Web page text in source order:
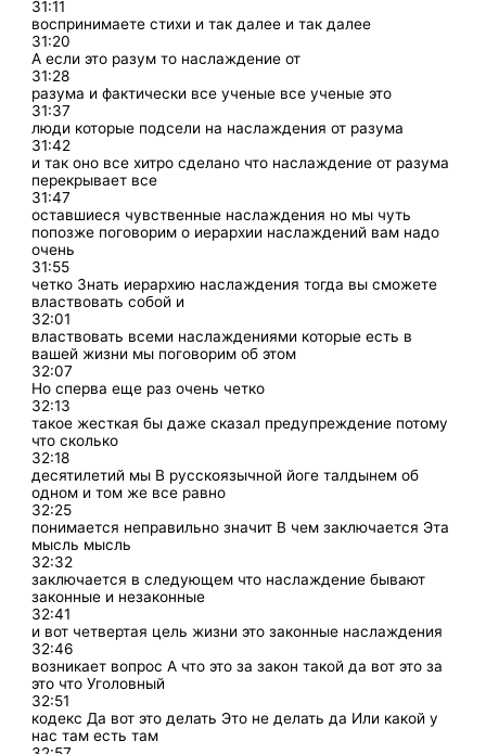
31:11
воспринимаете стихи и так далее и так далее
31:20
А если это разум то наслаждение от
31:28
разума и фактически все ученые все ученые это
31:37
люди которые подсели на наслаждения от разума
31:42
и так оно все хитро сделано что наслаждение от разума
перекрывает все
31:47
оставшиеся чувственные наслаждения но мы чуть
попозже поговорим о иерархии наслаждений вам надо
очень
31:55
четко Знать иерархию наслаждения тогда вы сможете
властвовать собой и
32:01
властвовать всеми наслаждениями которые есть в
вашей жизни мы поговорим об этом
32:07
Но сперва еще раз очень четко
32:13
такое жесткая бы даже сказал предупреждение потому
что сколько
32:18
десятилетий мы В русскоязычной йоге талдынем об
одном и том же все равно
32:25
понимается неправильно значит В чем заключается Эта
мысль мысль
32:32
заключается в следующем что наслаждение бывают
законные и незаконные
32:41
и вот четвертая цель жизни это законные наслаждения
32:46
возникает вопрос А что это за закон такой да вот это за
это что Уголовный
32:51
кодекс Да вот это делать Это не делать да Или какой у
нас там есть там